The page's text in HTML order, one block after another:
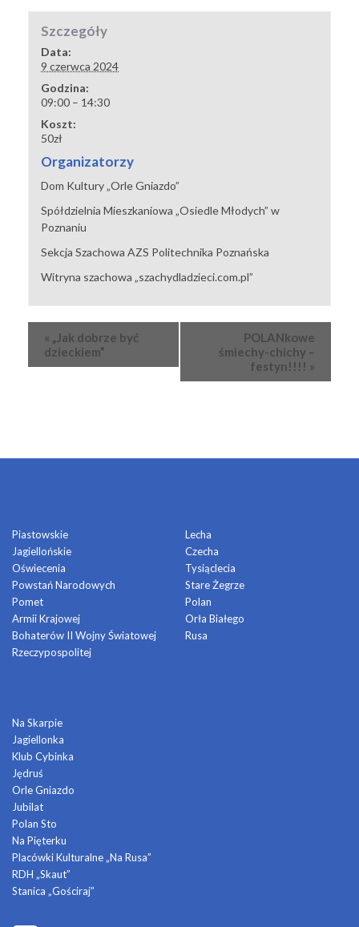
Szczegóły
Data:
9 czerwca 2024
Godzina:
09:00 – 14:30
Koszt:
50zł
Organizatorzy
Dom Kultury „Orle Gniazdo”
Spółdzielnia Mieszkaniowa „Osiedle Młodych” w
Poznaniu
Sekcja Szachowa AZS Politechnika Poznańska
Witryna szachowa „szachydladzieci.com.pl”
Wydarzenie
Nawigacja
« „Jak dobrze być
dzieckiem”
POLANkowe
śmiechy-chichy –
festyn!!!! »
Piastowskie
Jagiellońskie
Oświecenia
Powstań Narodowych
Pomet
Armii Krajowej
Bohaterów II Wojny Światowej
Rzeczypospolitej
Lecha
Czecha
Tysiąclecia
Stare Żegrze
Polan
Orła Białego
Rusa
Na Skarpie
Jagiellonka
Klub Cybinka
Jędruś
Orle Gniazdo
Jubilat
Polan Sto
Na Pięterku
Placówki Kulturalne „Na Rusa”
RDH „Skaut”
Stanica „Gościraj”